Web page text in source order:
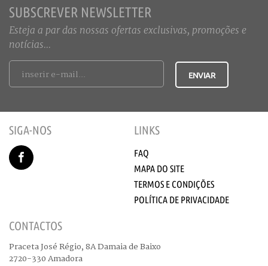
SUBSCREVER NEWSLETTER
Esteja a par das nossas ofertas exclusivas, promoções e
notícias...
SIGA-NOS LINKS
FAQ
MAPA DO SITE
TERMOS E CONDIÇÕES
POLÍTICA DE PRIVACIDADE
CONTACTOS
Praceta José Régio, 8A Damaia de Baixo
2720-330 Amadora